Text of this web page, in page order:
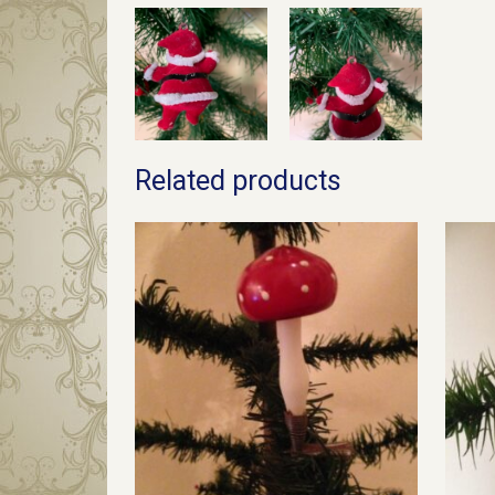
Related products